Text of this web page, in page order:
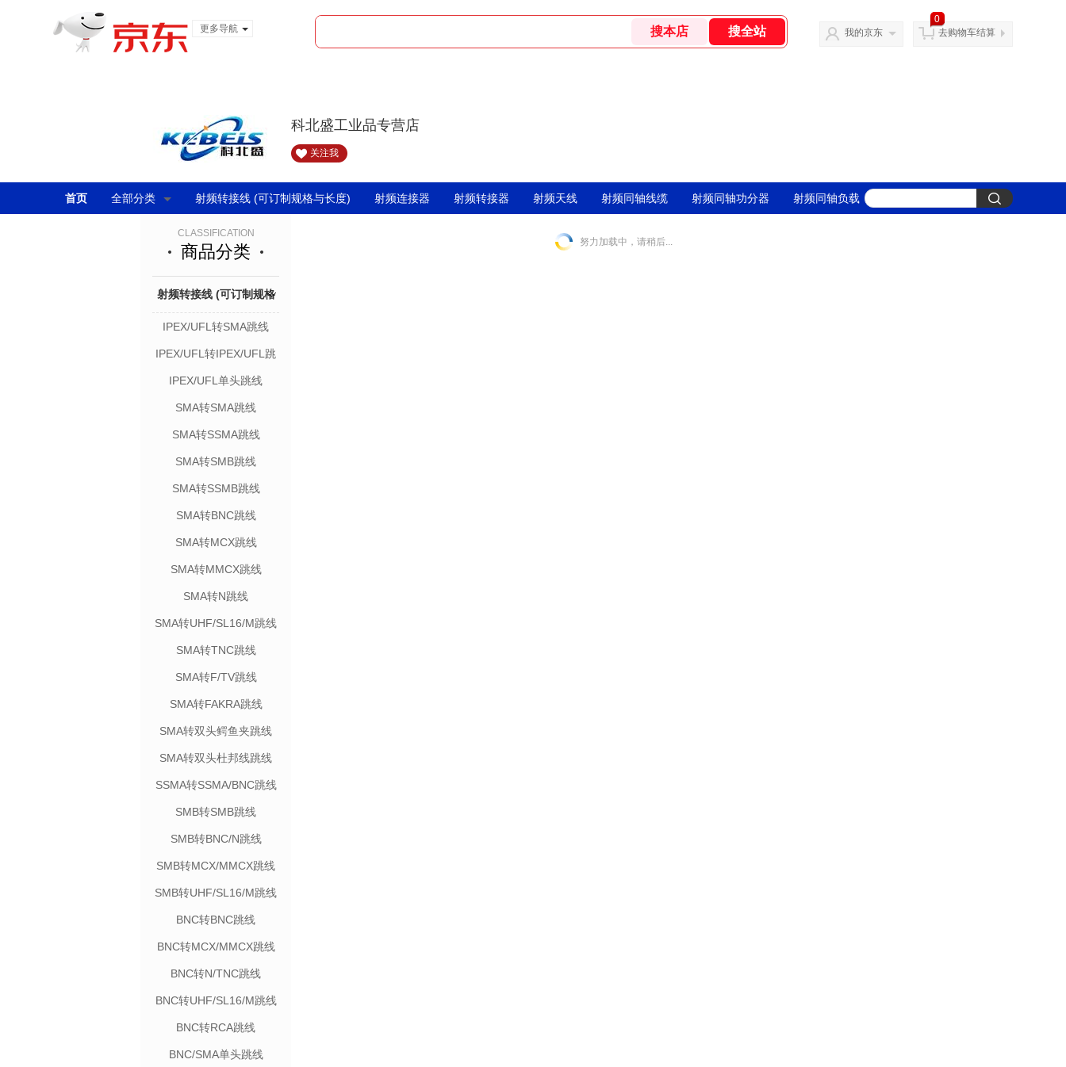
更多导航
我的京东
0
去购物车结算
科北盛工业品专营店
关注我
首页 全部分类 射频转接线 (可订制规格与长度) 射频连接器 射频转接器 射频天线 射频同轴线缆 射频同轴功分器 射频同轴负载
CLASSIFICATION
商品分类
射频转接线 (可订制规格
与长度)
IPEX/UFL转SMA跳线
IPEX/UFL转IPEX/UFL跳
IPEX/UFL单头跳线
SMA转SMA跳线
SMA转SSMA跳线
SMA转SMB跳线
SMA转SSMB跳线
SMA转BNC跳线
SMA转MCX跳线
SMA转MMCX跳线
SMA转N跳线
SMA转UHF/SL16/M跳线
SMA转TNC跳线
SMA转F/TV跳线
SMA转FAKRA跳线
SMA转双头鳄鱼夹跳线
SMA转双头杜邦线跳线
SSMA转SSMA/BNC跳线
SMB转SMB跳线
SMB转BNC/N跳线
SMB转MCX/MMCX跳线
SMB转UHF/SL16/M跳线
BNC转BNC跳线
BNC转MCX/MMCX跳线
BNC转N/TNC跳线
BNC转UHF/SL16/M跳线
BNC转RCA跳线
BNC/SMA单头跳线
努力加载中，请稍后...